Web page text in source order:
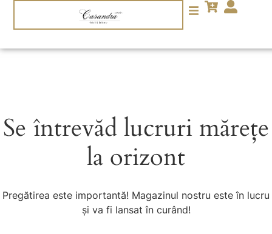
Se întrevăd lucruri mărețe
la orizont
Pregătirea este importantă! Magazinul nostru este în lucru
și va fi lansat în curând!